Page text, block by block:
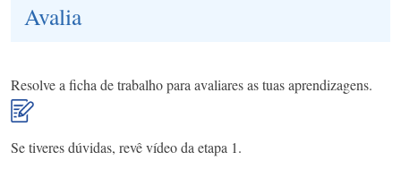
Avalia
Resolve a ficha de trabalho para avaliares as tuas aprendizagens.
Se tiveres dúvidas, revê vídeo da etapa 1.